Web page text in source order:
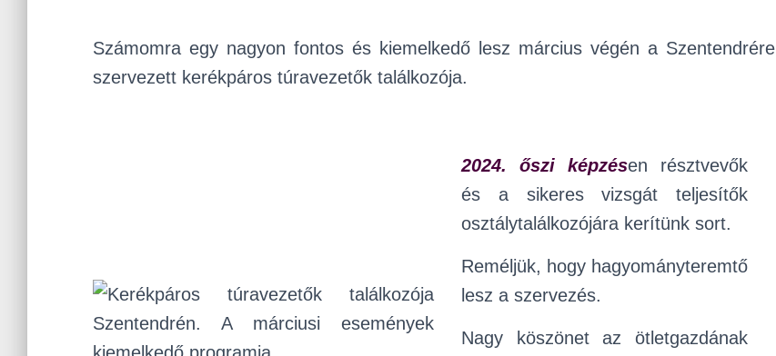
Számomra egy nagyon fontos és kiemelkedő lesz március végén a Szentendrére
szervezett kerékpáros túravezetők találkozója.
2024. őszi képzésen résztvevők
és a sikeres vizsgát teljesítők
osztálytalálkozójára kerítünk sort.
Reméljük, hogy hagyományteremtő
lesz a szervezés.
Nagy köszönet az ötletgazdának